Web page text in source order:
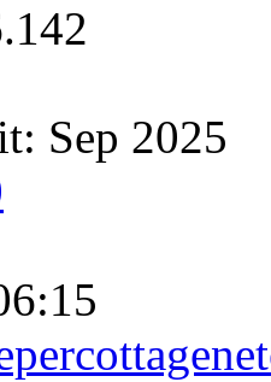
Sep 2025
cottagenet